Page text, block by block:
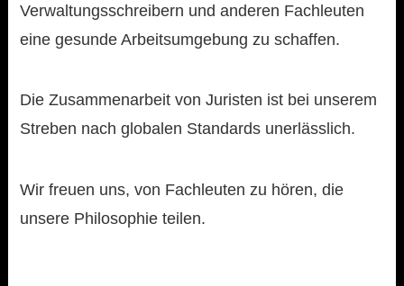
Verwaltungsschreibern und anderen Fachleuten
eine gesunde Arbeitsumgebung zu schaffen.
Die Zusammenarbeit von Juristen ist bei unserem
Streben nach globalen Standards unerlässlich.
Wir freuen uns, von Fachleuten zu hören, die
unsere Philosophie teilen.